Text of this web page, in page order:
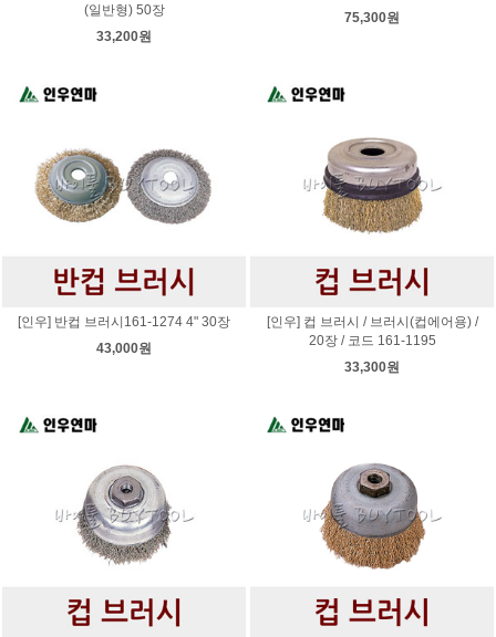
(일반형) 50장
33,200원
75,300원
[인우] 반컵 브러시161-1274 4" 30장
43,000원
[인우] 컵 브러시 / 브러시(컵에어용) /
20장 / 코드 161-1195
33,300원